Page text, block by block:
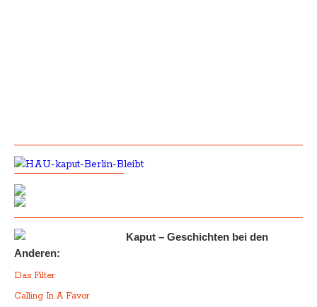
Kaput – Geschichten bei den
Anderen:
Das Filter
Calling In A Favor